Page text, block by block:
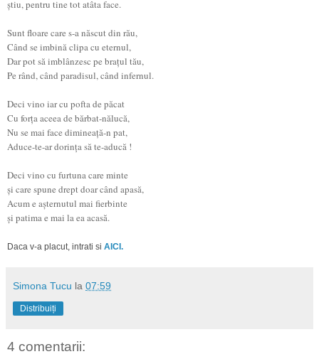
ştiu, pentru tine tot atâta face.
Sunt floare care s-a născut din rău,
Când se imbină clipa cu eternul,
Dar pot să imblânzesc pe braţul tău,
Pe rând, când paradisul, când infernul.
Deci vino iar cu pofta de păcat
Cu forţa aceea de bărbat-nălucă,
Nu se mai face dimineaţă-n pat,
Aduce-te-ar dorinţa să te-aducă !
Deci vino cu furtuna care minte
şi care spune drept doar când apasă,
Acum e aşternutul mai fierbinte
şi patima e mai la ea acasă.
Daca v-a placut, intrati si AICI.
Simona Tucu la 07:59
Distribuiți
4 comentarii: